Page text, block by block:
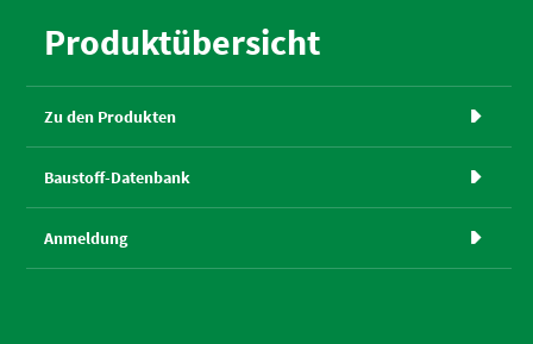
Produktübersicht
Zu den Produkten 
Baustoff-Datenbank 
Anmeldung 